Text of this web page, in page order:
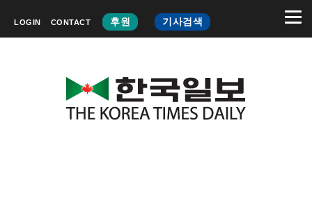
LOGIN CONTACT 후원 기사검색